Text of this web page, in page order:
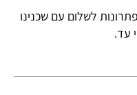
לשלום עם שכנינו
עד.